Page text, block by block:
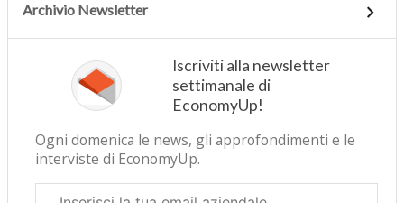
Archivio Newsletter
Iscriviti alla newsletter
settimanale di
EconomyUp!
Ogni domenica le news, gli approfondimenti e le
interviste di EconomyUp.